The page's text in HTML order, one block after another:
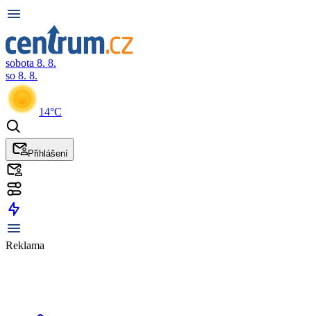
sobota 8. 8.
so 8. 8.
14°C
Přihlášení
Reklama